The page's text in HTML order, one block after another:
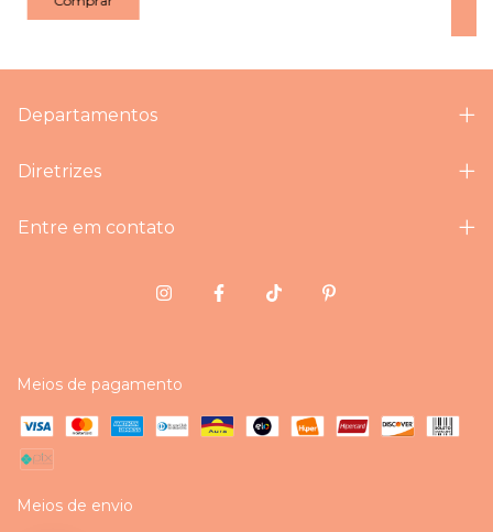
Departamentos
Diretrizes
Entre em contato
Meios de pagamento
Meios de envio